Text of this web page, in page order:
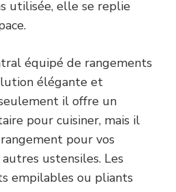
utilisée, elle se replie
équipé de rangements
élégante et
il offre un
pour cuisiner, mais il
pour vos
ustensiles. Les
empilables ou pliants